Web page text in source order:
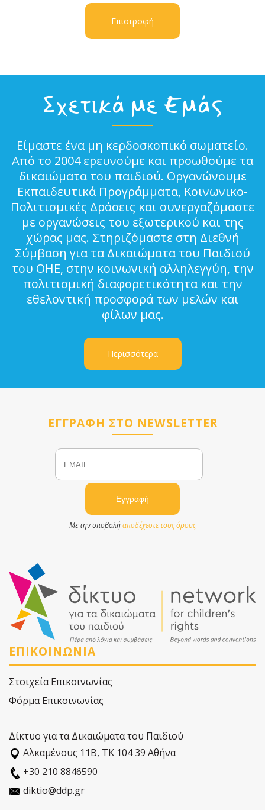
Επιστροφή
Σχετικά με Εμάς
Είμαστε ένα μη κερδοσκοπικό σωματείο.
Από το 2004 ερευνούμε και προωθούμε τα
δικαιώματα του παιδιού. Οργανώνουμε
Εκπαιδευτικά Προγράμματα, Κοινωνικο-
Πολιτισμικές Δράσεις και συνεργαζόμαστε
με οργανώσεις του εξωτερικού και της
χώρας μας. Στηριζόμαστε στη Διεθνή
Σύμβαση για τα Δικαιώματα του Παιδιού
του ΟΗΕ, στην κοινωνική αλληλεγγύη, την
πολιτισμική διαφορετικότητα και την
εθελοντική προσφορά των μελών και
φίλων μας.
Περισσότερα
ΕΓΓΡΑΦΗ ΣΤΟ NEWSLETTER
Email
Με την υποβολήαποδέχεστε τους όρους
ΕΠΙΚΟΙΝΩΝΙΑ
Στοιχεία Επικοινωνίας
Φόρμα Επικοινωνίας
Δίκτυο για τα Δικαιώματα του Παιδιού
Αλκαµένους 11Β, ΤΚ 104 39 Αθήνα
+30 210 8846590
diktio@ddp.gr